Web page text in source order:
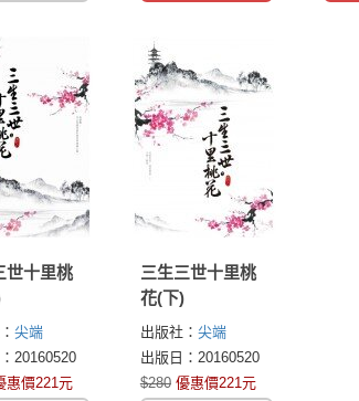
世十里桃
尖端
20160520
惠價221元
三生三世十里桃
花(下)
出版社： 尖端
出版日：20160520
$280 優惠價221元